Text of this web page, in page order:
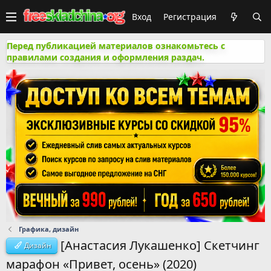
Вход Регистрация
Перед публикацией материалов ознакомьтесь с
правилами создания и оформления раздач.
Графика, дизайн
Дизайн
[Анастасия Лукашенко] Скетчинг
марафон «Привет, осень» (2020)